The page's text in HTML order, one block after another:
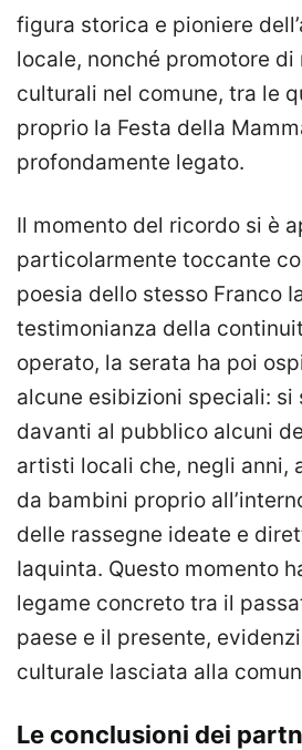
figura storica e pioniere
locale, nonché promotore
culturali nel comune, tra le
proprio la Festa della
profondamente legato.
Il momento del ricordo si è
particolarmente toccante
poesia dello stesso Franco
testimonianza della
operato, la serata ha poi
alcune esibizioni speciali: si
davanti al pubblico alcuni
artisti locali che, negli anni,
da bambini proprio
delle rassegne ideate e
Iaquinta. Questo momento
legame concreto tra il
paese e il presente,
culturale lasciata alla
Le conclusioni dei